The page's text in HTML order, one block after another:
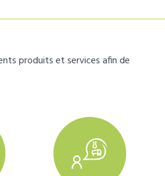
produits et services afin de